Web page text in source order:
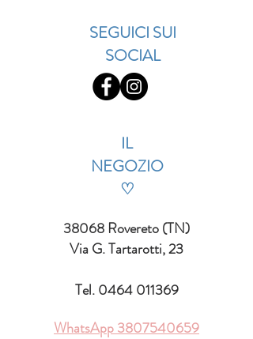
SEGUICI SUI
SOCIAL
IL
NEGOZIO
♡
38068 Rovereto (TN)
Via G. Tartarotti, 23
Tel.0464 011369
WhatsApp3807540659